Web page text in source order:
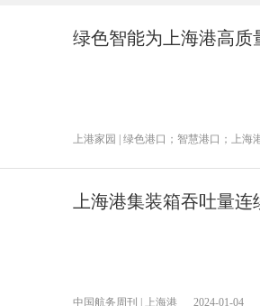
绿色智能为上海港高质
上港家园 | 绿色港口；智慧港口；上海
上海港集装箱吞吐量
中国航务周刊 | 上海港 2024-01-04